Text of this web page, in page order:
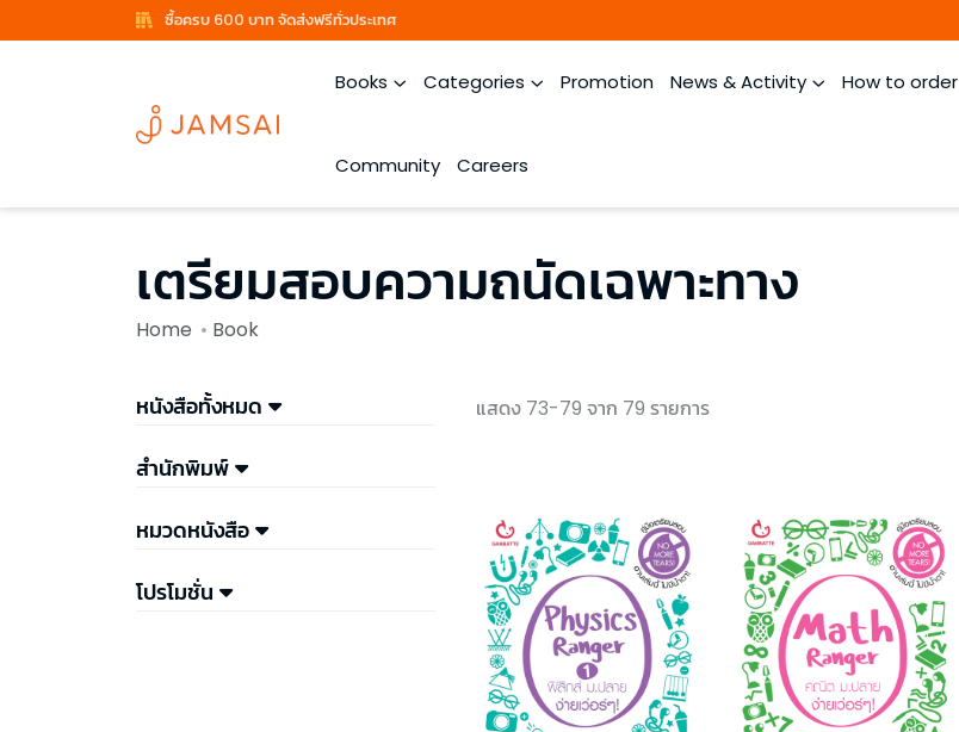
ซื้อครบ 600 บาท จัดส่งฟรีทั่วประเทศ
Books Categories Promotion News & Activity How to order
Community Careers
เตรียมสอบความถนัดเฉพาะทาง
Home Book
หนังสือทั้งหมด
สำนักพิมพ์
หมวดหนังสือ
โปรโมชั่น
แสดง 73-79 จาก 79 รายการ